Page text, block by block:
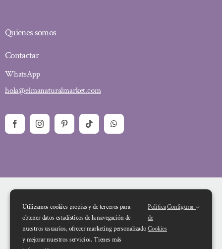
Quienes somos
Contactar
WhatsApp
hola@elmanaturalmarket.com
Utilizamos cookies propias y de terceros para
obtener datos estadísticos de la navegación de
nuestros usuarios, ofrecer marketing personalizado
y mejorar nuestros servicios. Tienes más
Política
de
Cookies
Configurar